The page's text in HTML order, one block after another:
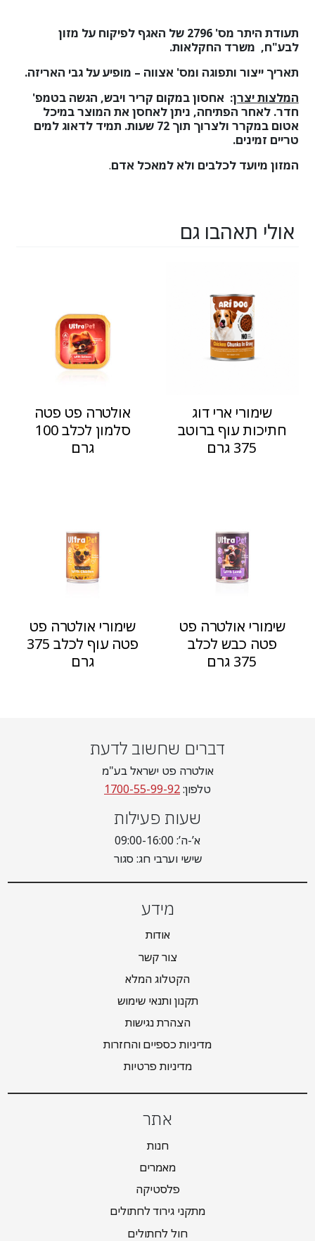
תעודת היתר מס'2796 של האגף לפיקוח על מזון
לבע"ח, משרד החקלאות.
תאריך ייצור ותפוגה ומס' אצווה – מופיע על גבי האריזה.
המלצות יצרן: אחסון במקום קריר ויבש, הגשה בטמפ'
חדר. לאחר הפתיחה, ניתן לאחסן את המוצר במיכל
אטום במקרר ולצרוך תוך 72 שעות. תמיד לדאוג למים
טריים זמינים.
המזון מיועד לכלבים ולא למאכל אדם.
אולי תאהבו גם
שימורי ארי דוג
חתיכות עוף ברוטב
375 גרם
אולטרה פט פטה
סלמון לכלב 100
גרם
שימורי אולטרה פט
פטה כבש לכלב
375 גרם
שימורי אולטרה פט
פטה עוף לכלב 375
גרם
דברים שחשוב לדעת
אולטרה פט ישראל בע"מ
טלפון:1700-55-99-92
שעות פעילות
א’-ה’: 09:00-16:00
שישי וערבי חג: סגור
מידע
אודות
צור קשר
הקטלוג המלא
תקנון ותנאי שימוש
הצהרת נגישות
מדיניות כספיים והחזרות
מדיניות פרטיות
אתר
חנות
מאמרים
פלסטיקה
מתקני גירוד לחתולים
חול לחתולים